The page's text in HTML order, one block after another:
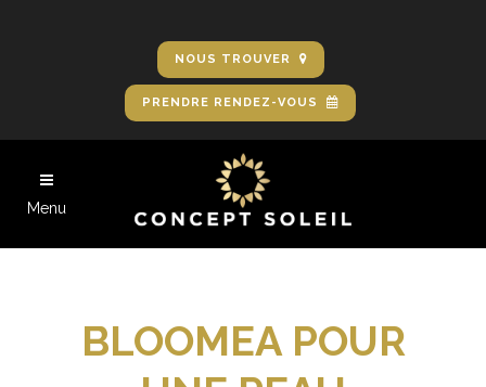
NOUS TROUVER
PRENDRE RENDEZ-VOUS
Menu
BLOOMEA POUR